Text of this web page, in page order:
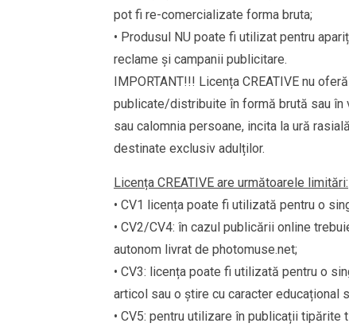
pot fi re-comercializate forma bruta;
• Produsul NU poate fi utilizat pentru
reclame și campanii publicitare.
IMPORTANT!!! Licența CREATIVE nu
publicate/distribuite în formă brută sau
sau calomnia persoane, incita la ură
destinate exclusiv adulților.
Licența CREATIVE are următoarele limitări:
• CV1 licența poate fi utilizată pentru o
• CV2/CV4: în cazul publicării online
autonom livrat de photomuse.net;
• CV3: licența poate fi utilizată pentru o
articol sau o știre cu caracter educațional
• CV5: pentru utilizare în publicații